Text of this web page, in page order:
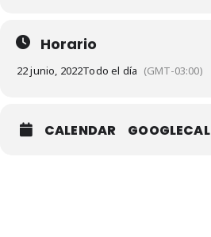
Horario
22 junio, 2022Todo el día (GMT-03:00)
CALENDAR GOOGLECAL